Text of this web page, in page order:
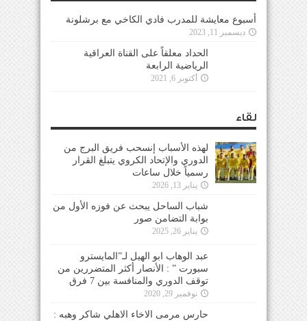
أسبوع معايشة للمدرب فادي الكاخي مع برشلونة
ديسمبر 11, 2023
الحداد معلقاً على القناة العراقية
الرياضية الرابعة
أكتوبر 6, 2021
لقاء
لهذه الأسباب إنسحب فريق البرج من
الدوري والإتحاد الكروي يتبلغ القرار
رسمياً خلال ساعات
يناير 13, 2026
شباب الساحل يبحث عن فوزه الأول من
بوابة التضامن صور
يناير 26, 2025
عبد الوهاب ابو الهيل لـ”المايسترو
سبورت ” : الأنصار أكثر المتضررين من
توقف الدوري والمنافسة بين 7 فرق
نوفمبر 29, 2020
حارس مرمى الاخاء الاهلي شاكر وهبه :